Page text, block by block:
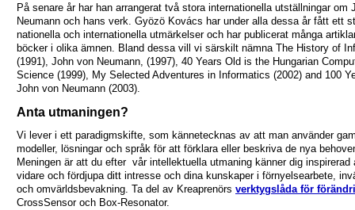
På senare år har han arrangerat två stora internationella utställningar om
Neumann och hans verk. Gyözö Kovács har under alla dessa år fått ett
nationella och internationella utmärkelser och har publicerat många
böcker i olika ämnen. Bland dessa vill vi särskilt nämna The History of
(1991), John von Neumann, (1997), 40 Years Old is the Hungarian
Science (1999), My Selected Adventures in Informatics (2002) and 100
John von Neumann (2003).
Anta utmaningen?
Vi lever i ett paradigmskifte, som kännetecknas av att man använder
modeller, lösningar och språk för att förklara eller beskriva de nya
Meningen är att du efter vår intellektuella utmaning känner dig inspirerad
vidare och fördjupa ditt intresse och dina kunskaper i förnyelsearbete,
och omvärldsbevakning. Ta del av Kreaprenörs verktygslåda för
CrossSensor och Box-Resonator.